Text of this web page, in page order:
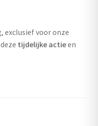
exclusief voor onze
tijdelijke actieen